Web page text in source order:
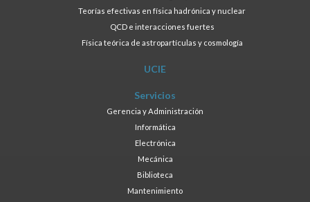
Teorías efectivas en física hadrónica y nuclear
QCD e interacciones fuertes
Física teórica de astropartículas y cosmología
UCIE
Servicios
Gerencia y Administración
Informática
Electrónica
Mecánica
Biblioteca
Mantenimiento